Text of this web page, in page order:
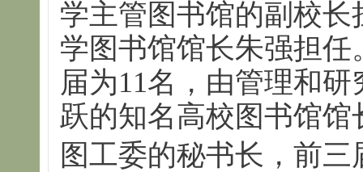
学主管图书馆的副校
学图书馆馆长朱强担
届为11名，由管理和
跃的知名高校图书馆馆
图工委的秘书长，前